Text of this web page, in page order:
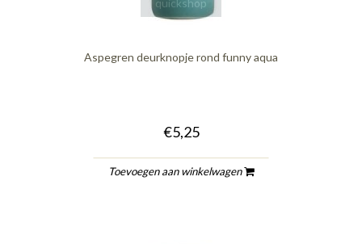
quickshop
Aspegren deurknopje rond funny aqua
€5,25
Toevoegen aan winkelwagen